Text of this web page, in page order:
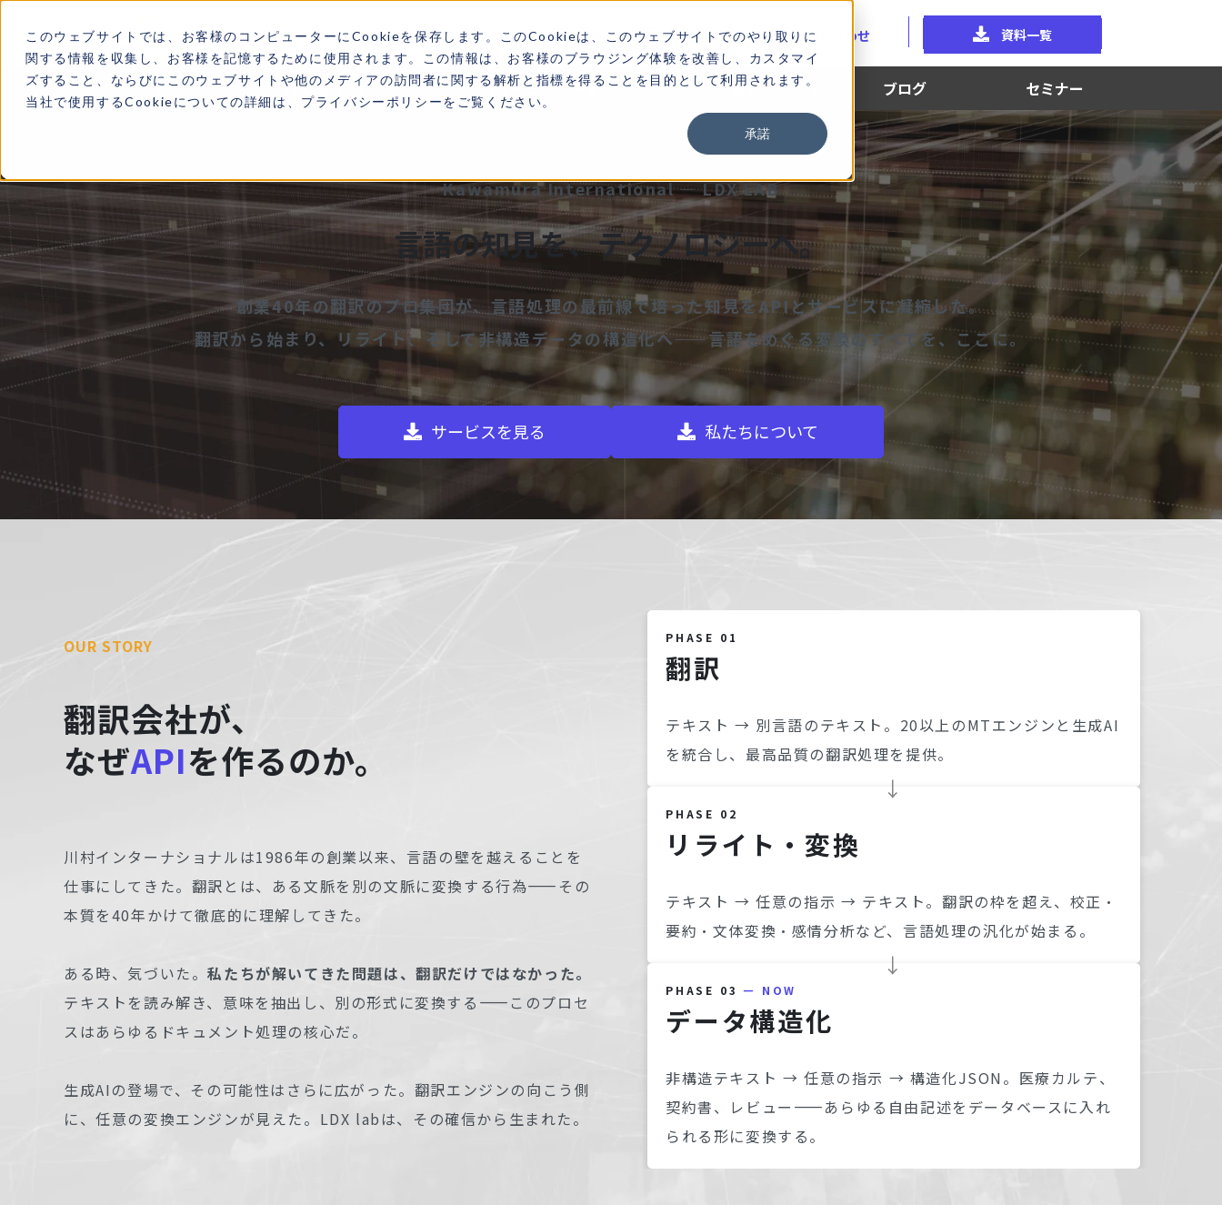
このウェブサイトでは、お客様のコンピューターにCookieを保存します。このCookieは、このウェブサイトでのやり取りに
関する情報を収集し、お客様を記憶するために使用されます。この情報は、お客様のブラウジング体験を改善し、カスタマイ
ズすること、ならびにこのウェブサイトや他のメディアの訪問者に関する解析と指標を得ることを目的として利用されます。
当社で使用するCookieについての詳細は、プライバシーポリシーをご覧ください。
承諾
03-3267-0270 お問い合わせ 資料一覧
TOP LDX labとは ソリューション一覧 事例 ブログ セミナー
Kawamura International — LDX LAB
言語の知見を、テクノロジーへ。
創業40年の翻訳のプロ集団が、言語処理の最前線で培った知見をAPIとサービスに凝縮した。
翻訳から始まり、リライト、そして非構造データの構造化へ——言語をめぐる変換のすべてを、ここに。
サービスを見る 私たちについて
OUR STORY
翻訳会社が、
なぜAPIを作るのか。
川村インターナショナルは1986年の創業以来、言語の壁を越えることを
仕事にしてきた。翻訳とは、ある文脈を別の文脈に変換する行為——その
本質を40年かけて徹底的に理解してきた。
ある時、気づいた。私たちが解いてきた問題は、翻訳だけではなかった。
テキストを読み解き、意味を抽出し、別の形式に変換する——このプロセ
スはあらゆるドキュメント処理の核心だ。
生成AIの登場で、その可能性はさらに広がった。翻訳エンジンの向こう側
に、任意の変換エンジンが見えた。LDX labは、その確信から生まれた。
PHASE 01
翻訳
テキスト → 別言語のテキスト。20以上のMTエンジンと生成AI
を統合し、最高品質の翻訳処理を提供。
PHASE 02
リライト・変換
テキスト → 任意の指示 → テキスト。翻訳の枠を超え、校正・
要約・文体変換・感情分析など、言語処理の汎化が始まる。
PHASE 03 — NOW
データ構造化
非構造テキスト → 任意の指示 → 構造化JSON。医療カルテ、
契約書、レビュー——あらゆる自由記述をデータベースに入れ
られる形に変換する。